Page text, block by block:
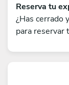
Reserva tu
¿Has cerrado
para reservar